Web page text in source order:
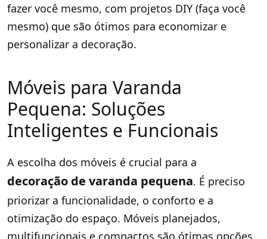
fazer você mesmo, com projetos DIY (faça você
mesmo) que são ótimos para economizar e
personalizar a decoração.
Móveis para Varanda
Pequena: Soluções
Inteligentes e Funcionais
A escolha dos móveis é crucial para a
decoração de varanda pequena. É preciso
priorizar a funcionalidade, o conforto e a
otimização do espaço. Móveis planejados,